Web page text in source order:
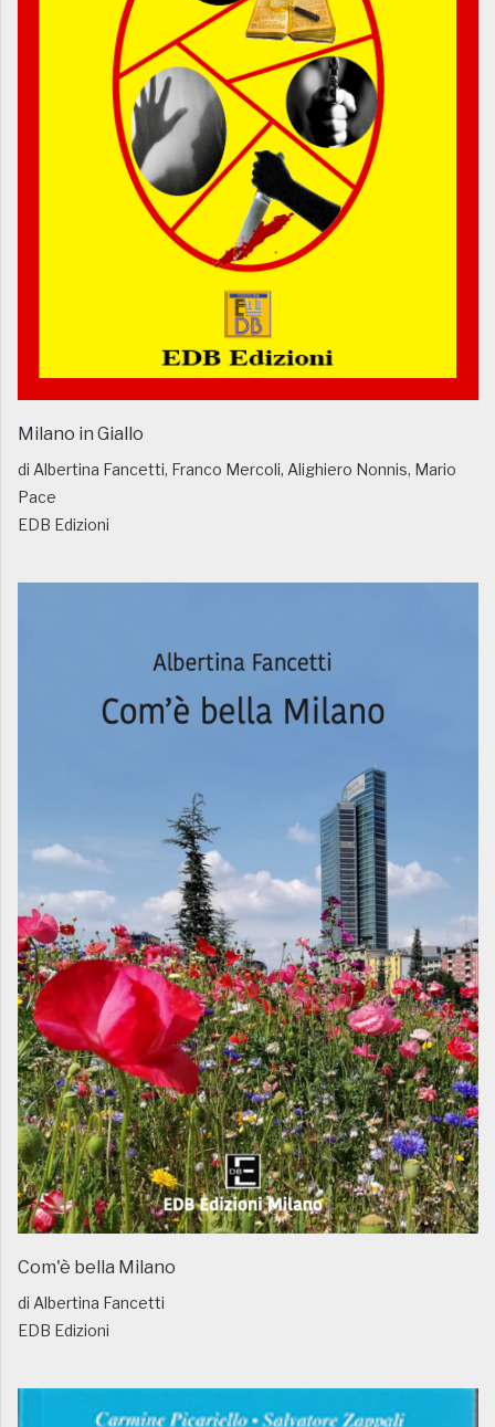
Milano in Giallo
di Albertina Fancetti, Franco Mercoli, Alighiero Nonnis, Mario
Pace
EDB Edizioni
Com'è bella Milano
di Albertina Fancetti
EDB Edizioni